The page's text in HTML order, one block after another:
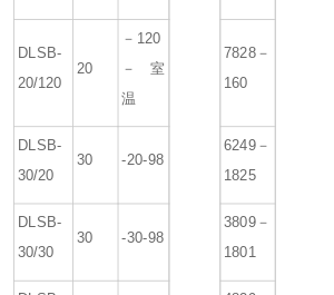
DLSB-
20/120
20
－120
－室
温
7828－
160
DLSB-
30/20
30 -20-98
6249－
1825
DLSB-
30/30
30 -30-98
3809－
1801